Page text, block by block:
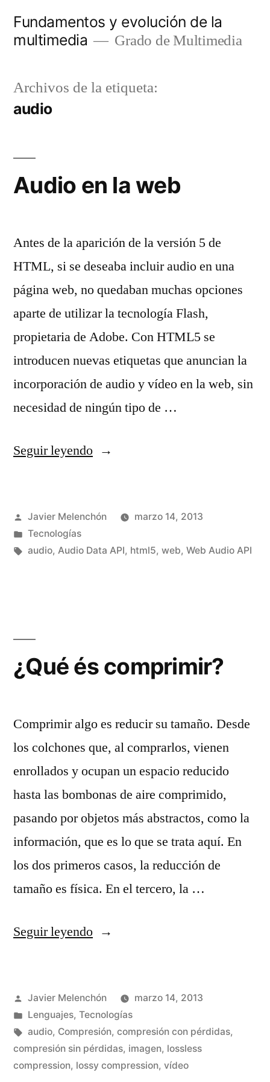
Fundamentos y evolución de la
multimedia
Grado de Multimedia
Archivos de la etiqueta:
audio
Audio en la web
Antes de la aparición de la versión 5 de
HTML, si se deseaba incluir audio en una
página web, no quedaban muchas opciones
aparte de utilizar la tecnología Flash,
propietaria de Adobe. Con HTML5 se
introducen nuevas etiquetas que anuncian la
incorporación de audio y vídeo en la web, sin
necesidad de ningún tipo de …
Seguir leyendo«Audio
web»
Publicado
por
Javier Melenchón
marzo 14, 2013
Publicado
en
Tecnologías
Etiquetas:
audio, Audio Data API, html5, web, Web Audio API
¿Qué és comprimir?
Comprimir algo es reducir su tamaño. Desde
los colchones que, al comprarlos, vienen
enrollados y ocupan un espacio reducido
hasta las bombonas de aire comprimido,
pasando por objetos más abstractos, como la
información, que es lo que se trata aquí. En
los dos primeros casos, la reducción de
tamaño es física. En el tercero, la …
Seguir leyendo«¿Qué
Publicado
por
Javier Melenchón
marzo 14, 2013
Publicado
en
Lenguajes, Tecnologías
Etiquetas:
audio, Compresión, compresión con pérdidas,
compresión sin pérdidas, imagen, lossless
compression, lossy compression, vídeo